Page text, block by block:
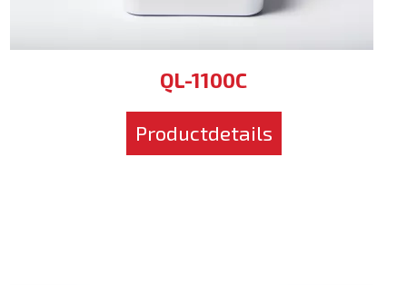
QL-1100C
Productdetails